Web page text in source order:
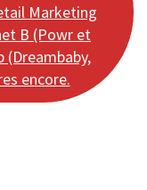
Marketing
B (Powr et
(Dreambaby,
encore.